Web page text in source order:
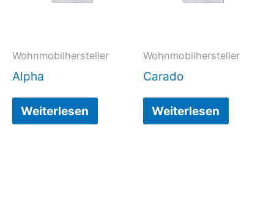
Wohnmobilhersteller
Alpha
Weiterlesen
Wohnmobilhersteller
Carado
Weiterlesen